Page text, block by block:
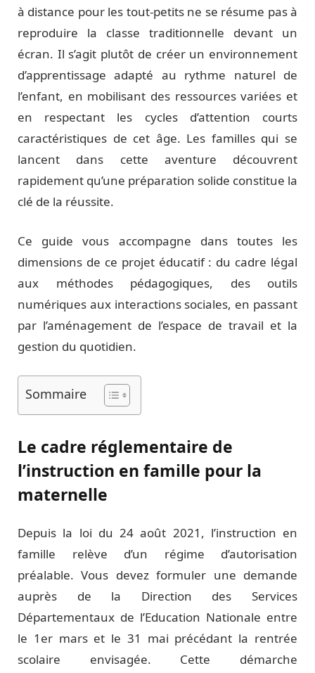
à distance pour les tout-petits ne se résume pas à
reproduire la classe traditionnelle devant un
écran. Il s’agit plutôt de créer un environnement
d’apprentissage adapté au rythme naturel de
l’enfant, en mobilisant des ressources variées et
en respectant les cycles d’attention courts
caractéristiques de cet âge. Les familles qui se
lancent dans cette aventure découvrent
rapidement qu’une préparation solide constitue la
clé de la réussite.
Ce guide vous accompagne dans toutes les
dimensions de ce projet éducatif : du cadre légal
aux méthodes pédagogiques, des outils
numériques aux interactions sociales, en passant
par l’aménagement de l’espace de travail et la
gestion du quotidien.
Sommaire
Le cadre réglementaire de
l’instruction en famille pour la
maternelle
Depuis la loi du 24 août 2021, l’instruction en
famille relève d’un régime d’autorisation
préalable. Vous devez formuler une demande
auprès de la Direction des Services
Départementaux de l’Education Nationale entre
le 1er mars et le 31 mai précédant la rentrée
scolaire envisagée. Cette démarche